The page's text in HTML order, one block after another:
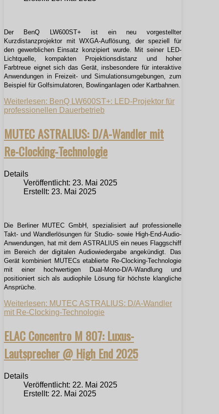
Der BenQ LW600ST+ ist ein neu vorgestellter
Kurzdistanzprojektor mit WXGA-Auflösung, der speziell für
den gewerblichen Einsatz konzipiert wurde. Mit seiner LED-
Lichtquelle, kompakten Projektionsdistanz und hoher
Farbtreue eignet sich das Gerät, insbesondere für interaktive
Anwendungen in Freizeit- und Simulationsumgebungen, zum
Beispiel für Golfsimulatoren, Bowlinganlagen oder Kartbahnen.
Weiterlesen: BenQ LW600ST+: LED-Projektor für
professionellen Dauerbetrieb
MUTEC ASTRALIUS: D/A-Wandler mit
Re-Clocking-Technologie
Details
Veröffentlicht: 23. Mai 2025
Erstellt: 23. Mai 2025
Die Berliner MUTEC GmbH, spezialisiert auf professionelle
Takt- und Wandlerlösungen für Studio- sowie High-End-Audio-
Anwendungen, hat mit dem ASTRALIUS ein neues Flaggschiff
im Bereich der digitalen Audiowiedergabe angekündigt. Das
Gerät kombiniert MUTECs etablierte Re-Clocking-Technologie
mit einer hochwertigen Dual-Mono-D/A-Wandlung und
positioniert sich als audiophile Lösung für höchste klangliche
Ansprüche.
Weiterlesen: MUTEC ASTRALIUS: D/A-Wandler
mit Re-Clocking-Technologie
ELAC Concentro M 807: Luxus-
Lautsprecher @ High End 2025
Details
Veröffentlicht: 22. Mai 2025
Erstellt: 22. Mai 2025